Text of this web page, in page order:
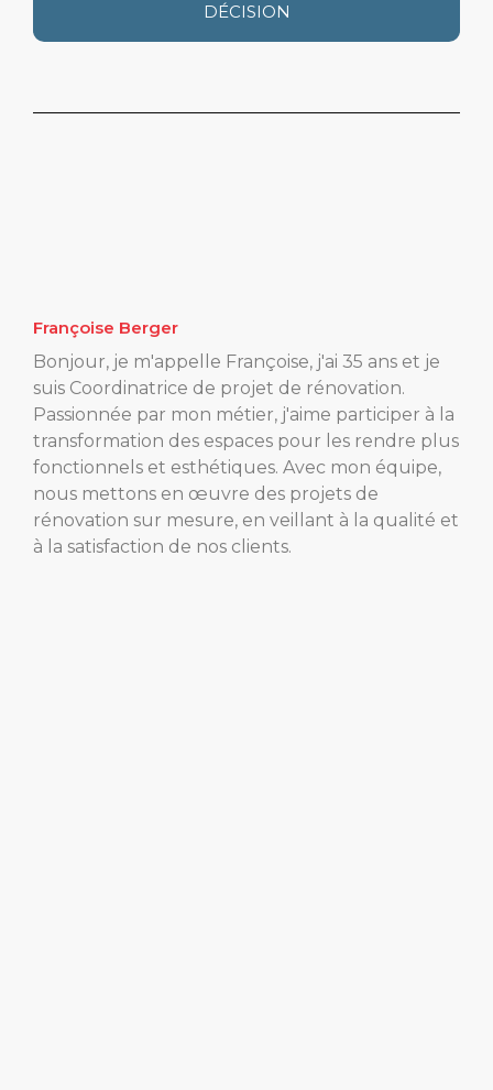
DÉCISION
Françoise Berger
Bonjour, je m'appelle Françoise, j'ai 35 ans et je
suis Coordinatrice de projet de rénovation.
Passionnée par mon métier, j'aime participer à la
transformation des espaces pour les rendre plus
fonctionnels et esthétiques. Avec mon équipe,
nous mettons en œuvre des projets de
rénovation sur mesure, en veillant à la qualité et
à la satisfaction de nos clients.